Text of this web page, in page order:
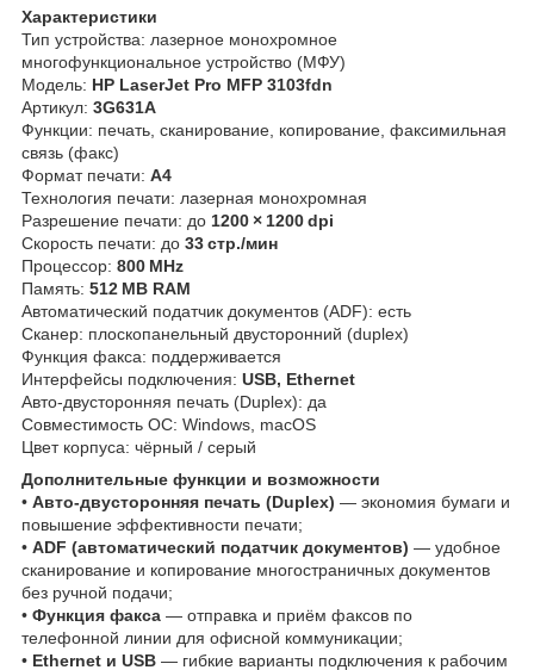
Характеристики
Тип устройства: лазерное монохромное
многофункциональное устройство (МФУ)
Модель: HP LaserJet Pro MFP 3103fdn
Артикул: 3G631A
Функции: печать, сканирование, копирование, факсимильная
связь (факс)
Формат печати: A4
Технология печати: лазерная монохромная
Разрешение печати: до 1200 × 1200 dpi
Скорость печати: до 33 стр./мин
Процессор: 800 MHz
Память: 512 MB RAM
Автоматический податчик документов (ADF): есть
Сканер: плоскопанельный двусторонний (duplex)
Функция факса: поддерживается
Интерфейсы подключения: USB, Ethernet
Авто‑двусторонняя печать (Duplex): да
Совместимость ОС: Windows, macOS
Цвет корпуса: чёрный / серый
Дополнительные функции и возможности
• Авто‑двусторонняя печать (Duplex) — экономия бумаги и
повышение эффективности печати;
• ADF (автоматический податчик документов) — удобное
сканирование и копирование многостраничных документов
без ручной подачи;
• Функция факса — отправка и приём факсов по
телефонной линии для офисной коммуникации;
• Ethernet и USB — гибкие варианты подключения к рабочим